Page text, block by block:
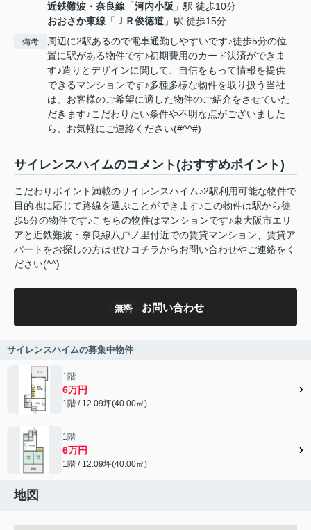
近鉄難波・奈良線 「河内小阪 」駅 徒歩10分
おおさか東線 「 ＪＲ俊徳道 」駅 徒歩15分
備考
周辺に2駅あるので電車通勤しやすいです♪徒歩5分の位
置に駅がある物件です♪初期費用のカード決済ができま
す♪造りとデザインに関して、自信をもって情報を提供
できるマンションです♪多種多様な物件を取り扱う当社
は、お客様のご希望に適した物件のご紹介をさせていた
だきます♪こだわりたい条件や不明な点がございました
ら、お気軽にご連絡ください(#^^#)
サイレンスハイムのコメント(おすすめポイント)
こだわりポイント満載のサイレンスハイム♪2駅利用可能な物件で
目的地に応じて路線を選ぶことができます♪この物件は駅から徒
歩5分の物件です♪こちらの物件はマンションです♪東大阪市エリ
アと近鉄難波・奈良線八戸ノ里付近での賃貸マンション、賃貸ア
パートをお探しの方はぜひコチラからお問い合わせやご連絡をく
ださい(^^)
無料 お問い合わせ
サイレンスハイムの募集中物件
1階
6万円
1階 / 12.09坪(40.00㎡)
1階
6万円
1階 / 12.09坪(40.00㎡)
地図